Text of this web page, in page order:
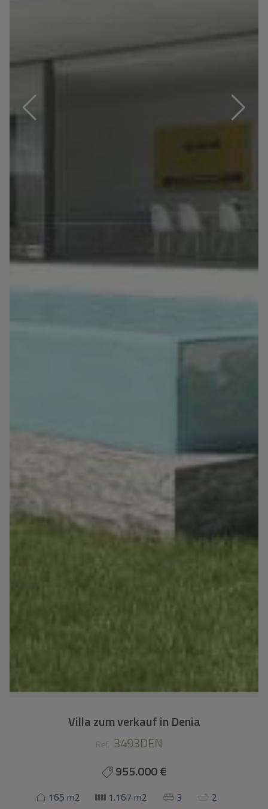
Villa zum verkauf in Denia
Ref. 3493DEN
955.000 €
165 m2 1.167 m2 3 2